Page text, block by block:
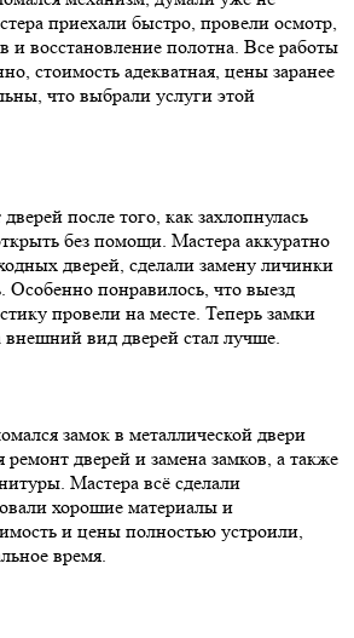
приехали быстро, провели осмотр,
и восстановление полотна. Все работы
стоимость адекватная, цены заранее
что выбрали услуги этой
после того, как захлопнулась
без помощи. Мастера аккуратно
дверей, сделали замену личинки
Особенно понравилось, что выезд
провели на месте. Теперь замки
вид дверей стал лучше.
замок в металлической двери
ремонт дверей и замена замков, а также
Мастера всё сделали
хорошие материалы и
и цены полностью устроили,
время.